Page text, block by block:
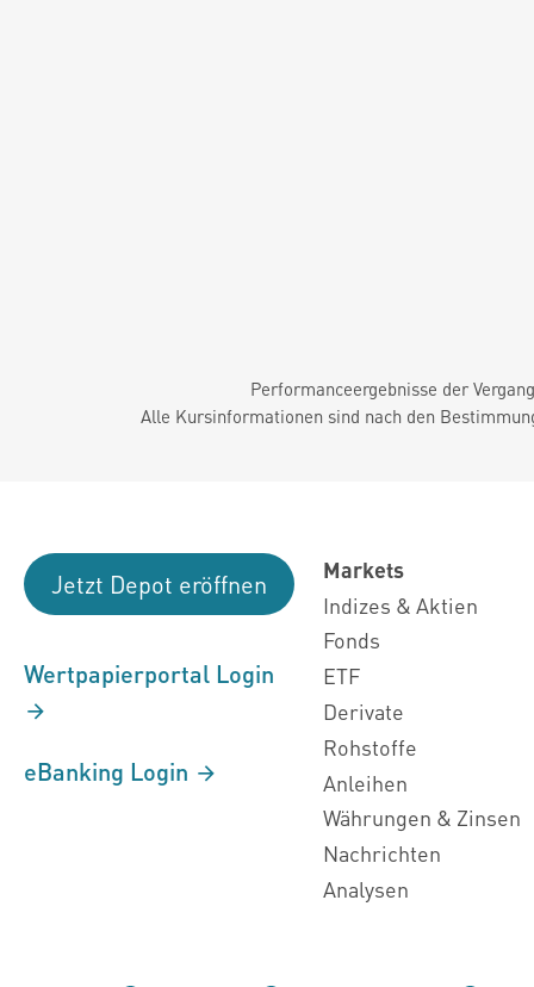
Performanceergebnisse der
Alle Kursinformationen sind nach den
Jetzt Depot eröffnen
Wertpapierportal Login
eBanking Login
Markets
Indizes & Aktien
Fonds
ETF
Derivate
Rohstoffe
Anleihen
Währungen & Zinsen
Nachrichten
Analysen